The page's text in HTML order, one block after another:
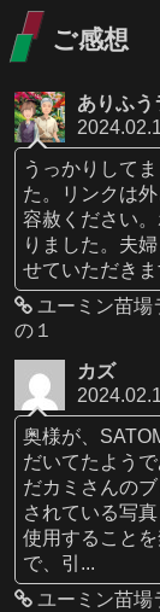
ご感想
ありふう
うっかりして
た。リンクは
容赦ください
りました。夫
せていただきま
ユーミン苗
の１
カズ
奥様が、
だいてたよう
だカミさんの
されている写
使用すること
で、引...
ユーミン苗